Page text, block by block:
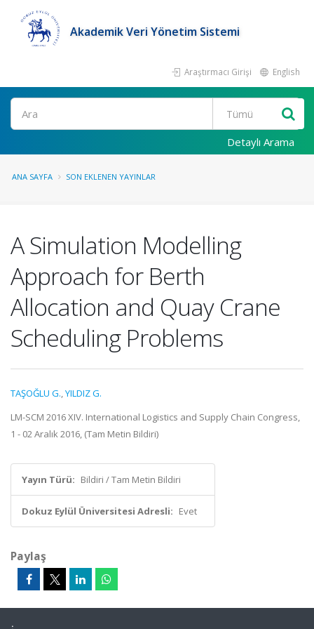
Akademik Veri Yönetim Sistemi
Araştırmacı Girişi English
Ara
Detaylı Arama
ANA SAYFA SON EKLENEN YAYINLAR
A Simulation Modelling
Approach for Berth
Allocation and Quay Crane
Scheduling Problems
TAŞOĞLU G.,YILDIZ G.
LM-SCM 2016 XIV. International Logistics and Supply Chain Congress,
1 - 02 Aralık 2016, (Tam Metin Bildiri)
Yayın Türü: Bildiri / Tam Metin Bildiri
Dokuz Eylül Üniversitesi Adresli: Evet
Paylaş